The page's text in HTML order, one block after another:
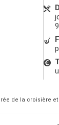
de la croisière